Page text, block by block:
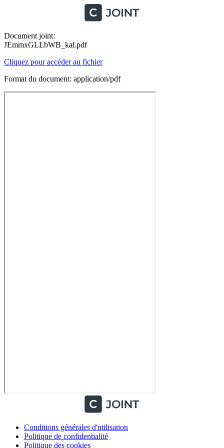
Document joint:
JEmmxGLLbWB_kal.pdf
Cliquez pour accéder au fichier
Format du document: application/pdf
Conditions générales d'utilisation
Politique de confidentialité
Politique des cookies